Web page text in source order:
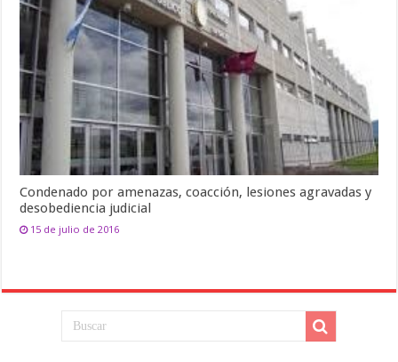
Condenado por amenazas, coacción, lesiones agravadas y
desobediencia judicial
15 de julio de 2016